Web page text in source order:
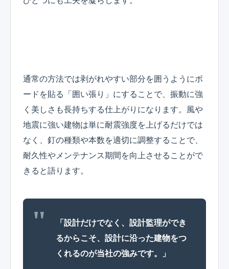
通常の方法では剥がれやすい部分を囲うようにボ
ードを貼る「囲い張り」にすることで、振動に強
く美しさも長持ちする仕上がりになります。風や
地震に強い建物は単に耐震強度を上げるだけでは
なく、釘の種類や本数を適切に調整することで、
耐久性やメンテナンス期間を向上させることがで
きると語ります。
「設計だけでなく、設計監理ができ
るからこそ、設計に沿った建物をつ
くれるのが当社の強みです。」